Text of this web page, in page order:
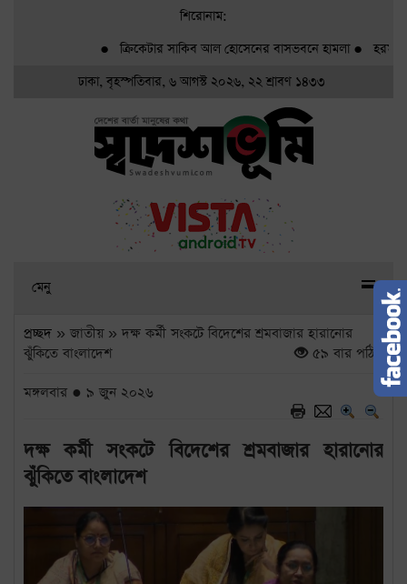
শিরোনাম:
ক্রিকেটার সাকিব আল হোসেনের বাসভবনে হামলা●হরমুজ
ঢাকা, বৃহস্পতিবার, ৬ আগস্ট ২০২৬, ২২ শ্রাবণ ১৪৩৩
মেনু
প্রচ্ছদ » জাতীয় » দক্ষ কর্মী সংকটে বিদেশের শ্রমবাজার হারানোর
ঝুঁকিতে বাংলাদেশ
৫৯ বার পঠিত
মঙ্গলবার ● ৯ জুন ২০২৬
দক্ষ কর্মী সংকটে বিদেশের শ্রমবাজার হারানোর
ঝুঁকিতে বাংলাদেশ